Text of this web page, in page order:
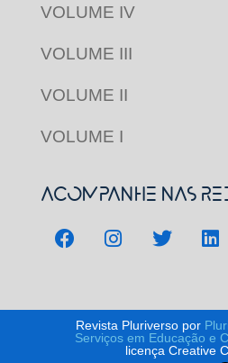
VOLUME IV
VOLUME III
VOLUME II
VOLUME I
Acompanhe nas
Revista Pluriverso por
Serviços em Educação e
licença Creative